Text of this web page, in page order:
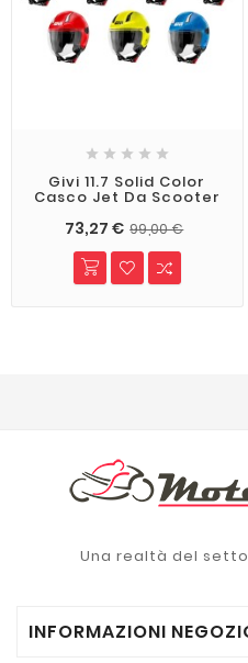
    
Givi 11.7 Solid Color
Casco Jet Da Scooter
73,27 € 99,00 €
Una realtà del
INFORMAZIONI